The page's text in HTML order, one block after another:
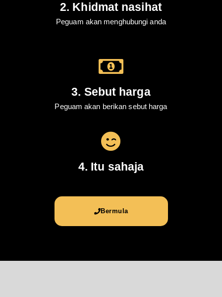
2. Khidmat nasihat
Peguam akan menghubungi anda
3. Sebut harga
Peguam akan berikan sebut harga
4. Itu sahaja
Bermula